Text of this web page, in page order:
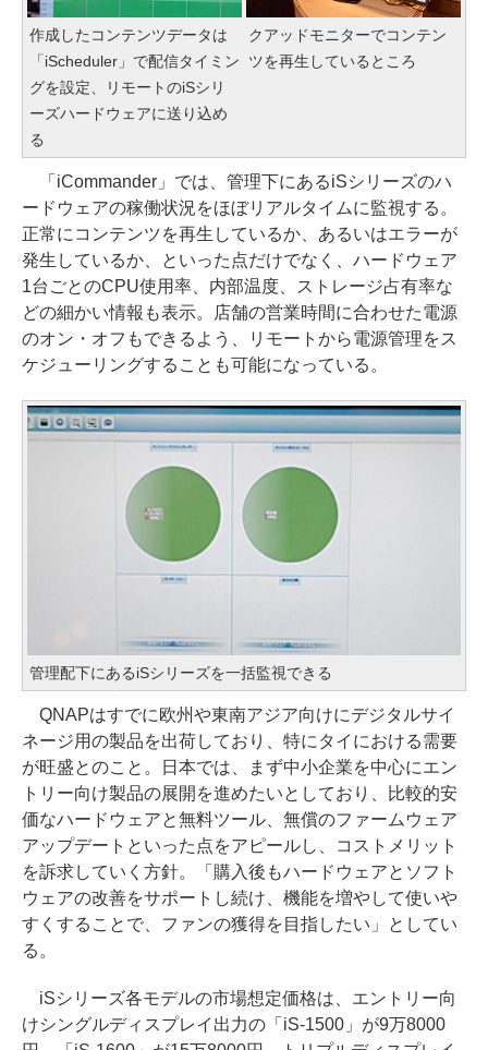
作成したコンテンツデータは
「iScheduler」で配信タイミン
グを設定、リモートのiSシリ
ーズハードウェアに送り込め
る
クアッドモニターでコンテン
ツを再生しているところ
「iCommander」では、管理下にあるiSシリーズのハ
ードウェアの稼働状況をほぼリアルタイムに監視する。
正常にコンテンツを再生しているか、あるいはエラーが
発生しているか、といった点だけでなく、ハードウェア
1台ごとのCPU使用率、内部温度、ストレージ占有率な
どの細かい情報も表示。店舗の営業時間に合わせた電源
のオン・オフもできるよう、リモートから電源管理をス
ケジューリングすることも可能になっている。
管理配下にあるiSシリーズを一括監視できる
QNAPはすでに欧州や東南アジア向けにデジタルサイ
ネージ用の製品を出荷しており、特にタイにおける需要
が旺盛とのこと。日本では、まず中小企業を中心にエン
トリー向け製品の展開を進めたいとしており、比較的安
価なハードウェアと無料ツール、無償のファームウェア
アップデートといった点をアピールし、コストメリット
を訴求していく方針。「購入後もハードウェアとソフト
ウェアの改善をサポートし続け、機能を増やして使いや
すくすることで、ファンの獲得を目指したい」としてい
る。
iSシリーズ各モデルの市場想定価格は、エントリー向
けシングルディスプレイ出力の「iS-1500」が9万8000